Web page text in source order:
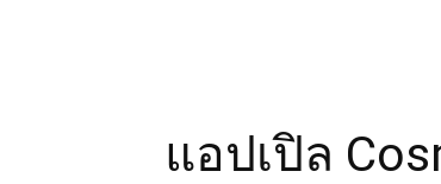
แอปเปิล